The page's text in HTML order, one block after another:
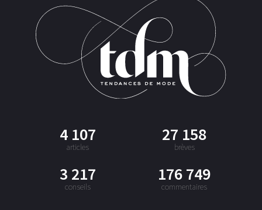
4 107
articles
27 158
brèves
3 217
conseils
176 749
commentaires